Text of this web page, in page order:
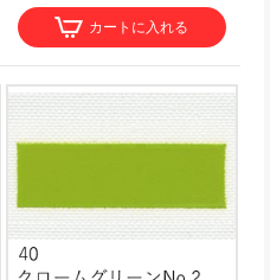
カートに入れる